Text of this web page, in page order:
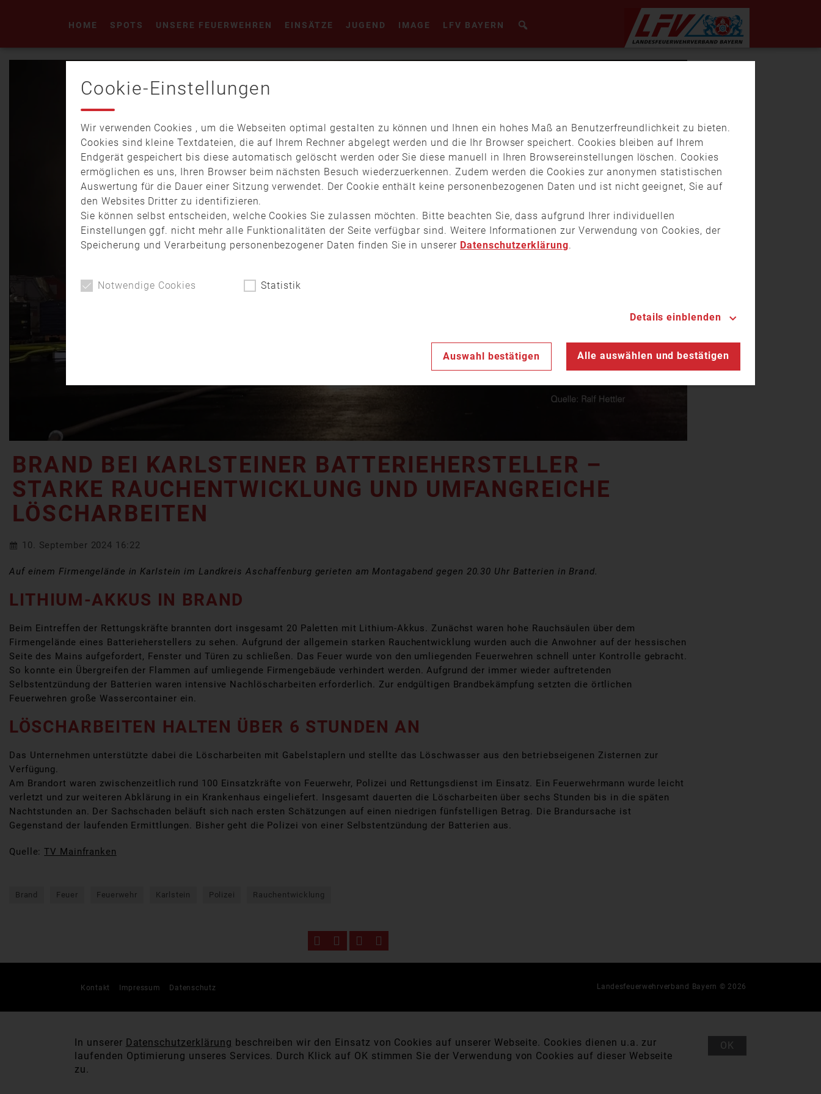
HOME SPOTS UNSERE FEUERWEHREN EINSÄTZE JUGEND IMAGE LFV BAYERN
abspielen
BRAND BEI KARLSTEINER BATTERIEHERSTELLER –
STARKE RAUCHENTWICKLUNG UND UMFANGREICHE
LÖSCHARBEITEN
10. September 2024 16:22
Auf einem Firmengelände in Karlstein im Landkreis Aschaffenburg gerieten am Montagabend gegen 20.30 Uhr Batterien in Brand.
LITHIUM-AKKUS IN BRAND
Beim Eintreffen der Rettungskräfte brannten dort insgesamt 20 Paletten mit Lithium-Akkus. Zunächst waren hohe Rauchsäulen über dem
Firmengelände eines Batterieherstellers zu sehen. Aufgrund der allgemein starken Rauchentwicklung wurden auch die Anwohner auf der hessischen
Seite des Mains aufgefordert, Fenster und Türen zu schließen. Das Feuer wurde von den umliegenden Feuerwehren schnell unter Kontrolle gebracht.
So konnte ein Übergreifen der Flammen auf umliegende Firmengebäude verhindert werden. Aufgrund der immer wieder auftretenden
Selbstentzündung der Batterien waren intensive Nachlöscharbeiten erforderlich. Zur endgültigen Brandbekämpfung setzten die örtlichen
Feuerwehren große Wassercontainer ein.
LÖSCHARBEITEN HALTEN ÜBER 6 STUNDEN AN
Das Unternehmen unterstützte dabei die Löscharbeiten mit Gabelstaplern und stellte das Löschwasser aus den betriebseigenen Zisternen zur
Verfügung.
Am Brandort waren zwischenzeitlich rund 100 Einsatzkräfte von Feuerwehr, Polizei und Rettungsdienst im Einsatz. Ein Feuerwehrmann wurde leicht
verletzt und zur weiteren Abklärung in ein Krankenhaus eingeliefert. Insgesamt dauerten die Löscharbeiten über sechs Stunden bis in die späten
Nachtstunden an. Der Sachschaden beläuft sich nach ersten Schätzungen auf einen niedrigen fünfstelligen Betrag. Die Brandursache ist
Gegenstand der laufenden Ermittlungen. Bisher geht die Polizei von einer Selbstentzündung der Batterien aus.
Quelle:TV Mainfranken
Brand Feuer Feuerwehr Karlstein Polizei Rauchentwicklung
Kontakt Impressum Datenschutz Landesfeuerwehrverband Bayern © 2026
Cookie-Einstellungen
Wir verwenden Cookies , um die Webseiten optimal gestalten zu können und Ihnen ein hohes Maß an Benutzerfreundlichkeit zu bieten.
Cookies sind kleine Textdateien, die auf Ihrem Rechner abgelegt werden und die Ihr Browser speichert. Cookies bleiben auf Ihrem
Endgerät gespeichert bis diese automatisch gelöscht werden oder Sie diese manuell in Ihren Browsereinstellungen löschen. Cookies
ermöglichen es uns, Ihren Browser beim nächsten Besuch wiederzuerkennen. Zudem werden die Cookies zur anonymen statistischen
Auswertung für die Dauer einer Sitzung verwendet. Der Cookie enthält keine personenbezogenen Daten und ist nicht geeignet, Sie auf
den Websites Dritter zu identifizieren.
Sie können selbst entscheiden, welche Cookies Sie zulassen möchten. Bitte beachten Sie, dass aufgrund Ihrer individuellen
Einstellungen ggf. nicht mehr alle Funktionalitäten der Seite verfügbar sind. Weitere Informationen zur Verwendung von Cookies, der
Speicherung und Verarbeitung personenbezogener Daten finden Sie in unserer Datenschutzerklärung.
Notwendige Cookies Statistik
Details einblenden
Auswahl bestätigen Alle auswählen und bestätigen
In unserer Datenschutzerklärung beschreiben wir den Einsatz von Cookies auf unserer Webseite. Cookies dienen u.a. zur
laufenden Optimierung unseres Services. Durch Klick auf OK stimmen Sie der Verwendung von Cookies auf dieser Webseite
zu.
OK